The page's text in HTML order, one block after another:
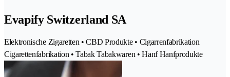
Evapify Switzerland SA
Elektronische Zigaretten • CBD Produkte • Cigarrenfabrikation
Cigarettenfabrikation • Tabak Tabakwaren • Hanf Hanfprodukte